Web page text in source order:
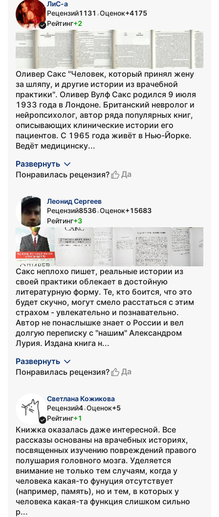
ЛиС-а
Рецензий1131 •Оценок+4175
Рейтинг+2
Оливер Сакс "Человек, который принял жену
за шляпу, и другие истории из врачебной
практики". Оливер Вулф Сакс родился 9 июля
1933 года в Лондоне. Британский невролог и
нейропсихолог, автор ряда популярных книг,
описывающих клинические истории его
пациентов. С 1965 года живёт в Нью-Йорке.
Ведёт медицинску...
Развернуть
Понравилась рецензия?
Да
Леонид Сергеев
Рецензий8536•Оценок+15683
Рейтинг+3
Сакс неплохо пишет, реальные истории из
своей практики облекает в достойную
литературную форму. Те, кто боится, что это
будет скучно, могут смело расстаться с этим
страхом - увлекательно и познавательно.
Автор не понаслышке знает о России и вел
долгую переписку с "нашим" Александром
Лурия. Издана книга н...
Развернуть
Понравилась рецензия?
Да
Светлана Кожикова
Рецензий4•Оценок+5
Рейтинг+1
Книжка оказалась даже интересной. Все
рассказы основаны на врачебных историях,
посвященных изучению повреждений правого
полушария головного мозга. Уделяется
внимание не только тем случаям, когда у
человека какая-то фунуция отсутствует
(например, память), но и тем, в которых у
человека какая-та функция слишком сильно
р...